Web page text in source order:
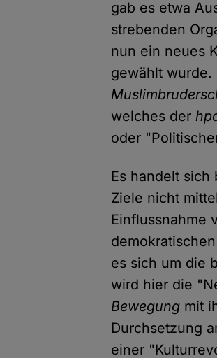
gab es etwa
strebenden
nun ein neues
gewählt
welches der
oder
Es handelt sich
Ziele nicht
Einflussnahme
es sich um die
wird hier die
Bewegung mit
Durchsetzung
einer